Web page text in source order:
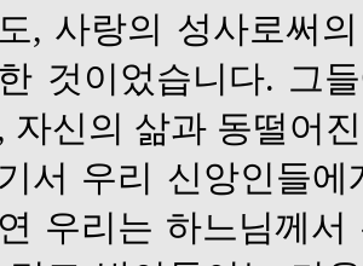
, 사랑의 성사로써
것이었습니다. 그
자신의 삶과 동떨어
서 우리 신앙인들
우리는 하느님께